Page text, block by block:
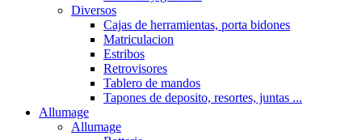
Diversos
Cajas de herramientas, porta bidones
Matriculacion
Estribos
Retrovisores
Tablero de mandos
Tapones de deposito, resortes, juntas ...
Allumage
Allumage